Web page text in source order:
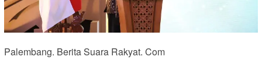
Palembang. Berita Suara Rakyat. Com